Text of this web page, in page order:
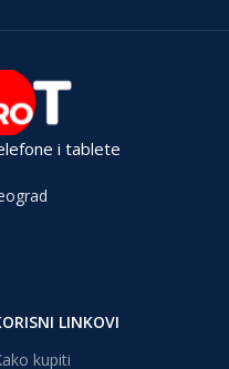
i tablete
LINKOVI
kupiti